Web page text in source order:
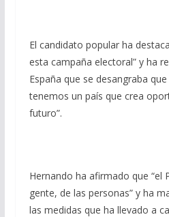
El candidato popular ha
esta campaña electoral” y ha
España que se desangraba
tenemos un país que crea
futuro”.
Hernando ha afirmado que “el
gente, de las personas” y ha
las medidas que ha llevado a